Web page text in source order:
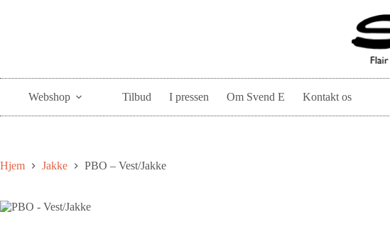
Webshop Tilbud I pressen Om Svend E Kontakt os
Hjem Jakke PBO – Vest/Jakke